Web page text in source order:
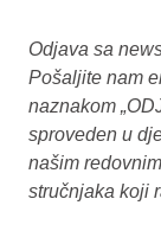
Odjava sa
Pošaljite nam
naznakom
sproveden u
našim
stručnjaka koji